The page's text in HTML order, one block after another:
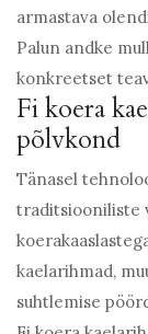
armastava
Palun andke
konkreetset
Fi koera
põlvkond
Tänasel
traditsiooniliste
kaelarihmad,
suhtlemise